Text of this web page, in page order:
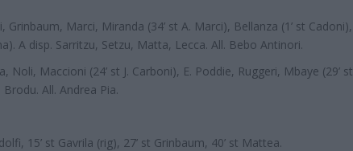
Marci, Miranda (34’ st A. Marci), Bellanza (1’ st Cadoni),
A disp. Sarritzu, Setzu, Matta, Lecca. All. Bebo Antinori.
Noli, Maccioni (24’ st J. Carboni), E. Poddie, Ruggeri, Mbaye (29’ st
All. Andrea Pia.
15’ st Gavrila (rig), 27’ st Grinbaum, 40’ st Mattea.